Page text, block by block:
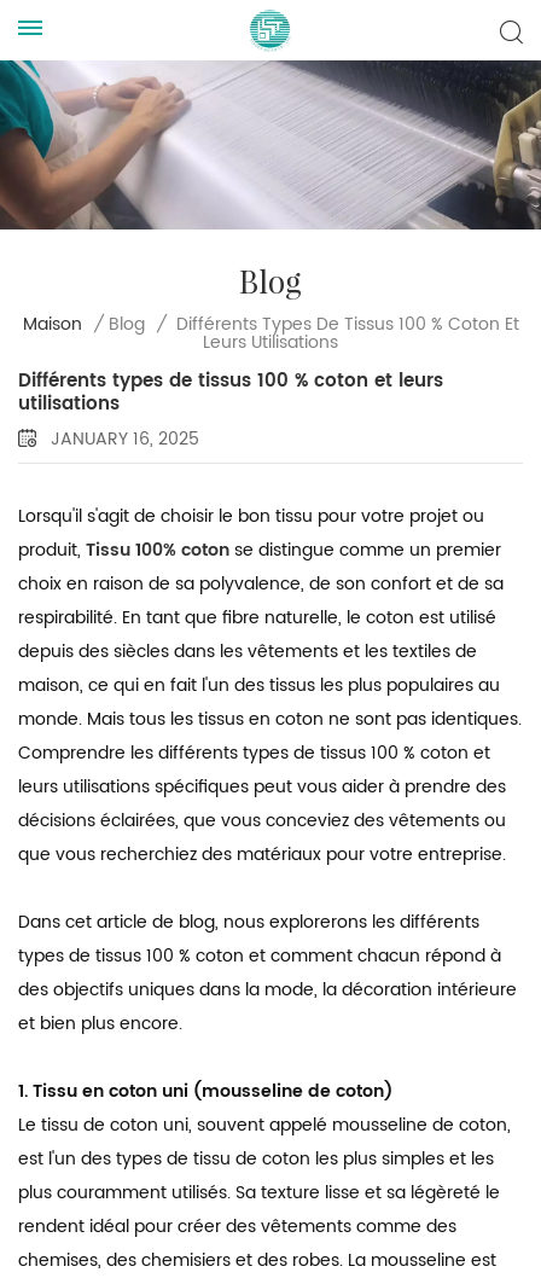
Blog
Maison / Blog / Différents Types De Tissus 100 % Coton Et
Leurs Utilisations
Différents types de tissus 100 % coton et leurs
utilisations
JANUARY 16, 2025
Lorsqu'il s'agit de choisir le bon tissu pour votre projet ou
produit, Tissu 100% cotonse distingue comme un premier
choix en raison de sa polyvalence, de son confort et de sa
respirabilité. En tant que fibre naturelle, le coton est utilisé
depuis des siècles dans les vêtements et les textiles de
maison, ce qui en fait l'un des tissus les plus populaires au
monde. Mais tous les tissus en coton ne sont pas identiques.
Comprendre les différents types de tissus 100 % coton et
leurs utilisations spécifiques peut vous aider à prendre des
décisions éclairées, que vous conceviez des vêtements ou
que vous recherchiez des matériaux pour votre entreprise.
Dans cet article de blog, nous explorerons les différents
types de tissus 100 % coton et comment chacun répond à
des objectifs uniques dans la mode, la décoration intérieure
et bien plus encore.
1. Tissu en coton uni (mousseline de coton)
Le tissu de coton uni, souvent appelé mousseline de coton,
est l'un des types de tissu de coton les plus simples et les
plus couramment utilisés. Sa texture lisse et sa légèreté le
rendent idéal pour créer des vêtements comme des
chemises, des chemisiers et des robes. La mousseline est